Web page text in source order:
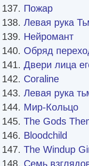
Пожар
Левая рука
Нейромант
Обряд
Двери лица
Coraline
Левая рука
Мир-Кольцо
The Gods
Bloodchild
The Windup
Семь